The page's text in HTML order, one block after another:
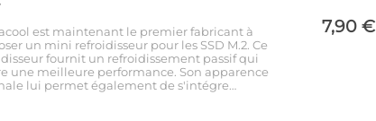
est maintenant le premier fabricant à
un mini refroidisseur pour les SSD M.2. Ce
fournit un refroidissement passif qui
une meilleure performance. Son apparence
lui permet également de s'intégre…
7,90 €